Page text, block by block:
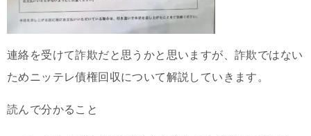
連絡を受けて詐欺だと思うかと思いますが、詐欺ではない
ためニッテレ債権回収について解説していきます。
読んで分かること